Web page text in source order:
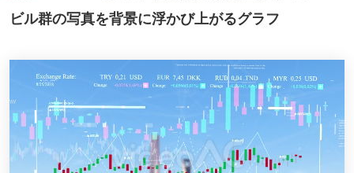
ビル群の写真を背景に浮かび上がるグラフ